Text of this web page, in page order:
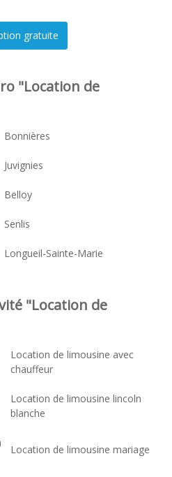
"Location de
Bonnières
Juvignies
Belloy
Senlis
Longueil-Sainte-Marie
"Location de
Location de limousine avec
chauffeur
Location de limousine lincoln
blanche
Location de limousine mariage